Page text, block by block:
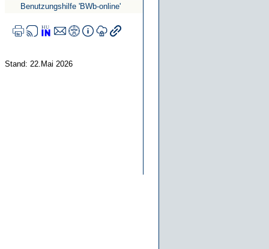
Benutzungshilfe 'BWb-online'
Stand: 22.Mai 2026